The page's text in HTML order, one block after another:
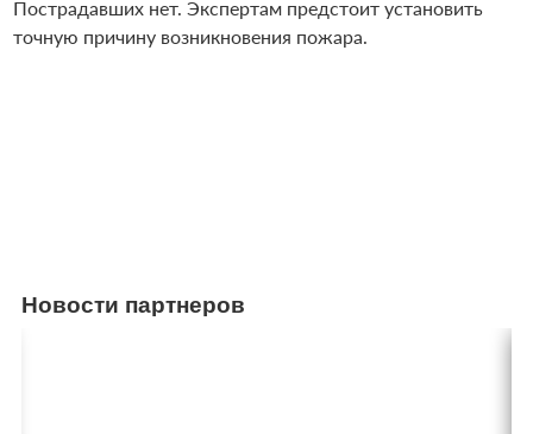
Пострадавших нет. Экспертам предстоит установить
точную причину возникновения пожара.
Новости партнеров